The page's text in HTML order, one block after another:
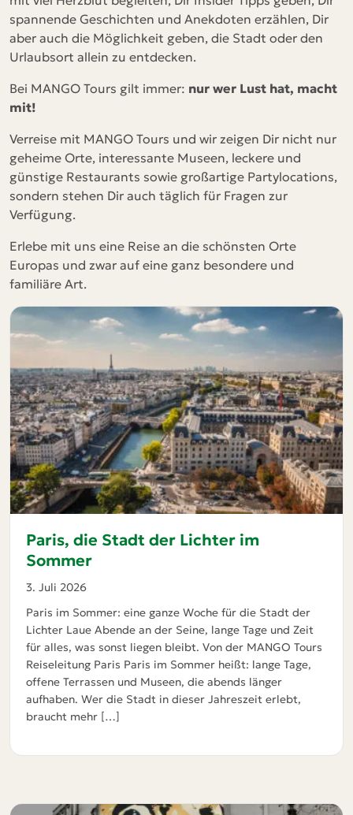
spannende Geschichten und Anekdoten erzählen, Dir
aber auch die Möglichkeit geben, die Stadt oder den
Urlaubsort allein zu entdecken.
Bei MANGO Tours gilt immer: nur wer Lust hat, macht
mit!
Verreise mit MANGO Tours und wir zeigen Dir nicht nur
geheime Orte, interessante Museen, leckere und
günstige Restaurants sowie großartige Partylocations,
sondern stehen Dir auch täglich für Fragen zur
Verfügung.
Erlebe mit uns eine Reise an die schönsten Orte
Europas und zwar auf eine ganz besondere und
familiäre Art.
Paris, die Stadt der Lichter im
Sommer
3. Juli 2026
Paris im Sommer: eine ganze Woche für die Stadt der
Lichter Laue Abende an der Seine, lange Tage und Zeit
für alles, was sonst liegen bleibt. Von der MANGO Tours
Reiseleitung Paris Paris im Sommer heißt: lange Tage,
offene Terrassen und Museen, die abends länger
aufhaben. Wer die Stadt in dieser Jahreszeit erlebt,
braucht mehr […]